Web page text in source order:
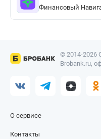
Финансовый
© 2014-2026
Brobank.ru,
О сервисе
Контакты